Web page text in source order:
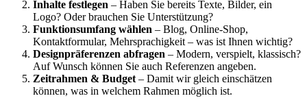
Inhalte festlegen – Haben Sie bereits Texte, Bilder, ein
Logo? Oder brauchen Sie Unterstützung?
Funktionsumfang wählen – Blog, Online-Shop,
Kontaktformular, Mehrsprachigkeit – was ist Ihnen wichtig?
Designpräferenzen abfragen – Modern, verspielt, klassisch?
Auf Wunsch können Sie auch Referenzen angeben.
Zeitrahmen & Budget – Damit wir gleich einschätzen
können, was in welchem Rahmen möglich ist.